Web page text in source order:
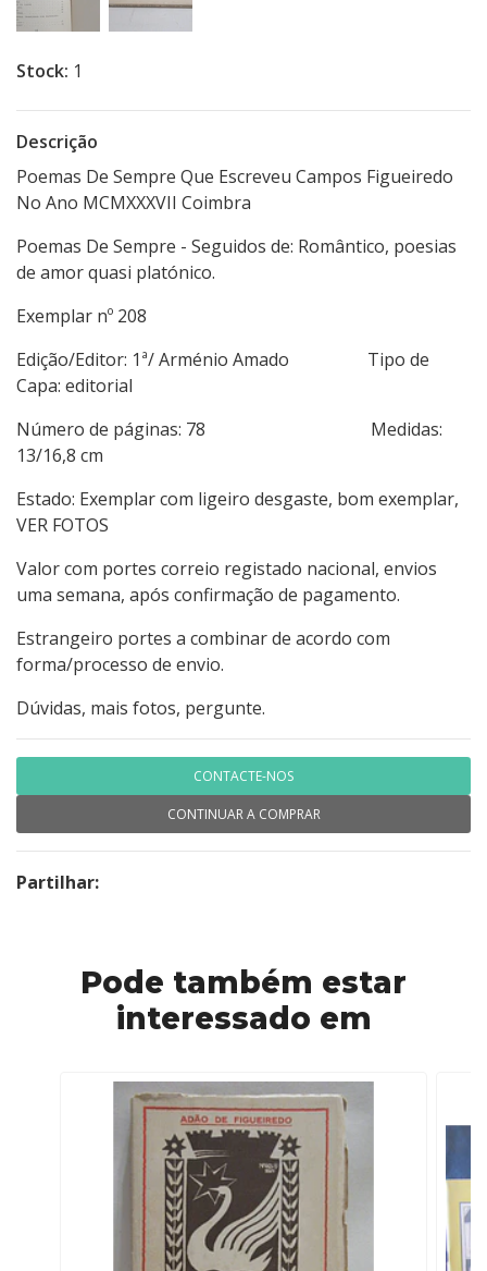
Stock: 1
Descrição
Poemas De Sempre Que Escreveu Campos Figueiredo
No Ano MCMXXXVII Coimbra
Poemas De Sempre - Seguidos de: Romântico, poesias
de amor quasi platónico.
Exemplar nº 208
Edição/Editor: 1ª/ Arménio Amado Tipo de
Capa: editorial
Número de páginas: 78 Medidas:
13/16,8 cm
Estado: Exemplar com ligeiro desgaste, bom exemplar,
VER FOTOS
Valor com portes correio registado nacional, envios
uma semana, após confirmação de pagamento.
Estrangeiro portes a combinar de acordo com
forma/processo de envio.
Dúvidas, mais fotos, pergunte.
CONTACTE-NOS
CONTINUAR A COMPRAR
Partilhar:
Pode também estar
interessado em